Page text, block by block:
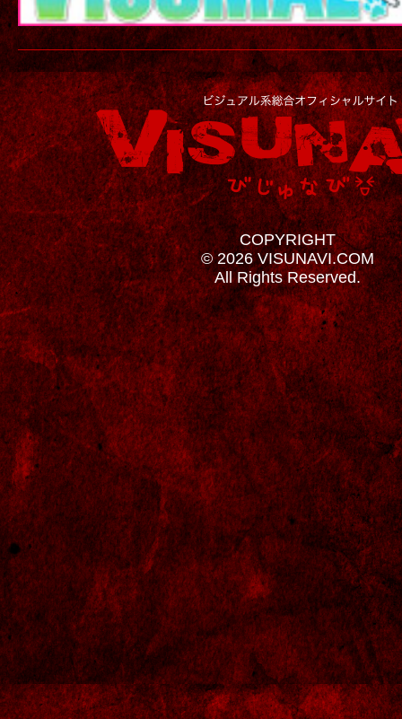
COPYRIGHT
© 2026 VISUNAVI.COM
All Rights Reserved.